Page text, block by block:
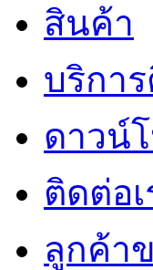
สินค้า
บริกา
ดาวน์
ติดต่อเ
ลูกค้า